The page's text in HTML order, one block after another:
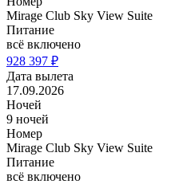
Mirage Club Sky View Suite
Питание
всё включено
928 397 ₽
Дата вылета
17.09.2026
Ночей
9 ночей
Номер
Mirage Club Sky View Suite
Питание
всё включено